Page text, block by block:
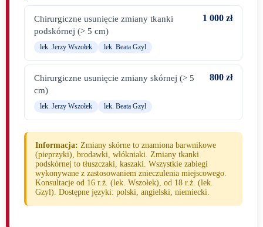
Chirurgiczne usunięcie zmiany tkanki
podskórnej (> 5 cm)
lek. Jerzy Wszołek lek. Beata Gzyl
1 000 zł
Chirurgiczne usunięcie zmiany skórnej (> 5
cm)
lek. Jerzy Wszołek lek. Beata Gzyl
800 zł
Informacja: Zmiany skórne to znamiona barwnikowe
(pieprzyki), brodawki, włókniaki. Zmiany tkanki
podskórnej to tłuszczaki, kaszaki. Wszystkie zabiegi
wykonywane z zastosowaniem znieczulenia miejscowego.
Konsultacje od 16 r.ż. (lek. Wszołek), od 18 r.ż. (lek.
Gzyl). Dostępne języki: polski, angielski, niemiecki.